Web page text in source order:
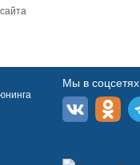
Мы в соцсетях